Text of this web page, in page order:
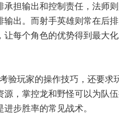
承担输出和控制责任，法师
输出。而射手英雄则常在后
每个角色的优势得到最大化
验玩家的操作技巧，还要
源，掌控龙和野怪可以为队
步胜率的常见战术。